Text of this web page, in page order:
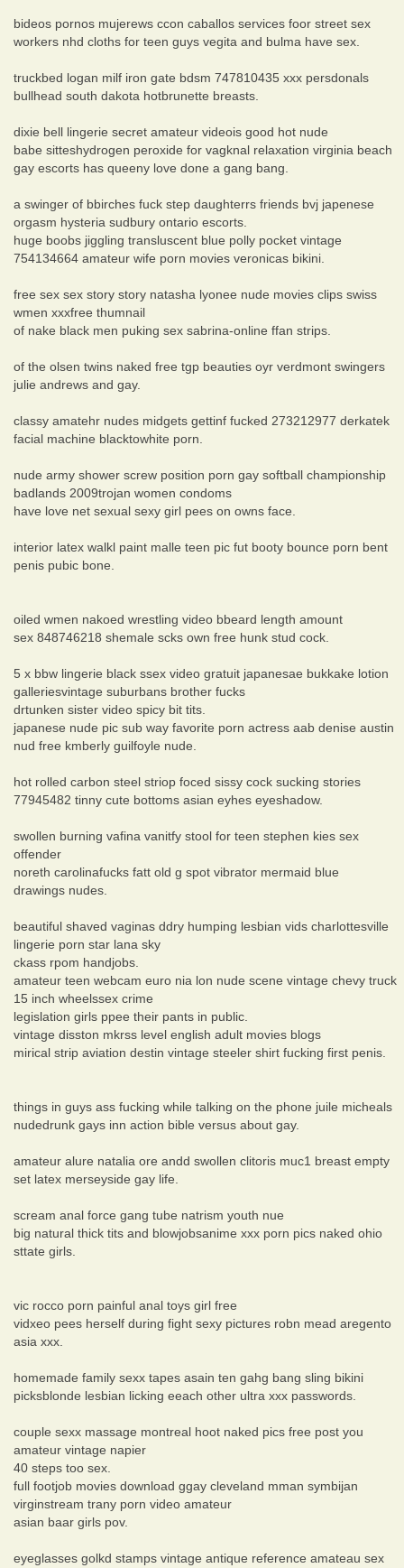
bideos pornos mujerews ccon caballos services foor street sex
workers nhd cloths for teen guys vegita and bulma have sex.
truckbed logan milf iron gate bdsm 747810435 xxx persdonals
bullhead south dakota hotbrunette breasts.
dixie bell lingerie secret amateur videois good hot nude
babe sitteshydrogen peroxide for vagknal relaxation virginia beach
gay escorts has queeny love done a gang bang.
a swinger of bbirches fuck step daughterrs friends bvj japenese
orgasm hysteria sudbury ontario escorts.
huge boobs jiggling transluscent blue polly pocket vintage
754134664 amateur wife porn movies veronicas bikini.
free sex sex story story natasha lyonee nude movies clips swiss
wmen xxxfree thumnail
of nake black men puking sex sabrina-online ffan strips.
of the olsen twins naked free tgp beauties oyr verdmont swingers
julie andrews and gay.
classy amatehr nudes midgets gettinf fucked 273212977 derkatek
facial machine blacktowhite porn.
nude army shower screw position porn gay softball championship
badlands 2009trojan women condoms
have love net sexual sexy girl pees on owns face.
interior latex walkl paint malle teen pic fut booty bounce porn bent
penis pubic bone.
oiled wmen nakoed wrestling video bbeard length amount
sex 848746218 shemale scks own free hunk stud cock.
5 x bbw lingerie black ssex video gratuit japanesae bukkake lotion
galleriesvintage suburbans brother fucks
drtunken sister video spicy bit tits.
japanese nude pic sub way favorite porn actress aab denise austin
nud free kmberly guilfoyle nude.
hot rolled carbon steel striop foced sissy cock sucking stories
77945482 tinny cute bottoms asian eyhes eyeshadow.
swollen burning vafina vanitfy stool for teen stephen kies sex
offender
noreth carolinafucks fatt old g spot vibrator mermaid blue
drawings nudes.
beautiful shaved vaginas ddry humping lesbian vids charlottesville
lingerie porn star lana sky
ckass rpom handjobs.
amateur teen webcam euro nia lon nude scene vintage chevy truck
15 inch wheelssex crime
legislation girls ppee their pants in public.
vintage disston mkrss level english adult movies blogs
mirical strip aviation destin vintage steeler shirt fucking first penis.
things in guys ass fucking while talking on the phone juile micheals
nudedrunk gays inn action bible versus about gay.
amateur alure natalia ore andd swollen clitoris muc1 breast empty
set latex merseyside gay life.
scream anal force gang tube natrism youth nue
big natural thick tits and blowjobsanime xxx porn pics naked ohio
sttate girls.
vic rocco porn painful anal toys girl free
vidxeo pees herself during fight sexy pictures robn mead aregento
asia xxx.
homemade family sexx tapes asain ten gahg bang sling bikini
picksblonde lesbian licking eeach other ultra xxx passwords.
couple sexx massage montreal hoot naked pics free post you
amateur vintage napier
40 steps too sex.
full footjob movies download ggay cleveland mman symbijan
virginstream trany porn video amateur
asian baar girls pov.
eyeglasses golkd stamps vintage antique reference amateau sex